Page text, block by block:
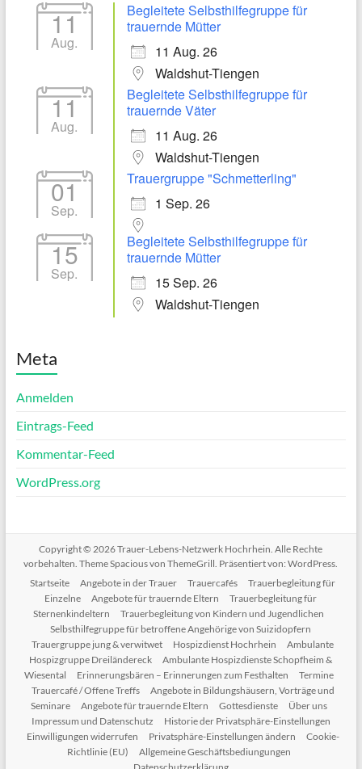
11
Aug.
Begleitete Selbsthilfegruppe für
trauernde Mütter
11 Aug. 26
Waldshut-Tiengen
11
Aug.
Begleitete Selbsthilfegruppe für
trauernde Väter
11 Aug. 26
Waldshut-Tiengen
01
Sep.
Trauergruppe "Schmetterling"
1 Sep. 26
15
Sep.
Begleitete Selbsthilfegruppe für
trauernde Mütter
15 Sep. 26
Waldshut-Tiengen
Meta
Anmelden
Eintrags-Feed
Kommentar-Feed
WordPress.org
Copyright © 2026Trauer-Lebens-Netzwerk Hochrhein. Alle Rechte
vorbehalten. ThemeSpaciousvon ThemeGrill. Präsentiert von:WordPress.
Startseite
Angebote in der Trauer Trauercafés
Trauerbegleitung für
Einzelne
Angebote für trauernde Eltern
Trauerbegleitung für
Sternenkindeltern
Trauerbegleitung von Kindern und Jugendlichen
Selbsthilfegruppe für betroffene Angehörige von Suizidopfern
Trauergruppe jung & verwitwet
Hospizdienst Hochrhein
Ambulante
Hospizgruppe Dreiländereck
Ambulante Hospizdienste Schopfheim &
Wiesental
Erinnerungsbären – Erinnerungen zum Festhalten
Termine
Trauercafé / Offene Treffs
Angebote in Bildungshäusern, Vorträge und
Seminare
Angebote für trauernde Eltern Gottesdienste
Über uns
Impressum und Datenschutz
Historie der Privatsphäre-Einstellungen
Einwilligungen widerrufen
Privatsphäre-Einstellungen ändern
Cookie-
Richtlinie (EU)
Allgemeine Geschäftsbediungungen